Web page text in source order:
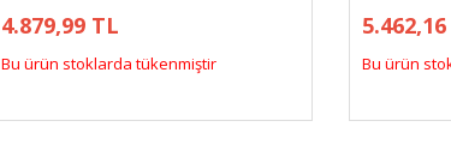
4.879,99 TL
Bu ürün stoklarda tükenmiştir Bu ürün